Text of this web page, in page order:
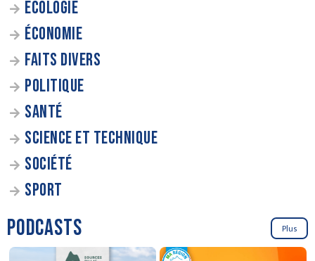
ÉCOLOGIE
ÉCONOMIE
FAITS DIVERS
POLITIQUE
SANTÉ
SCIENCE ET TECHNIQUE
SOCIÉTÉ
SPORT
PODCASTS Plus